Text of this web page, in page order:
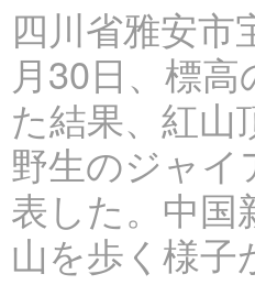
四川省雅安
月30日、標
た結果、紅山
野生のジャ
表した。中
山を歩く様